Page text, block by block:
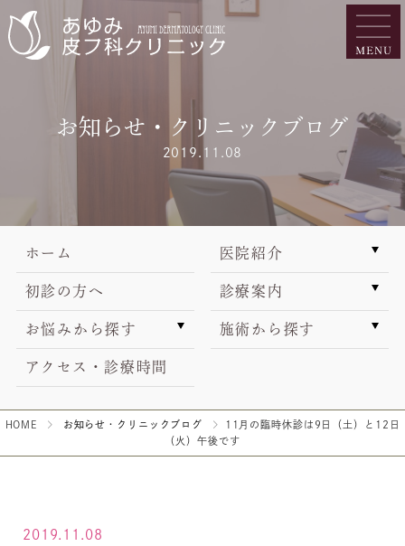
お知らせ・クリニックブログ
2019.11.08
ホーム 医院紹介
初診の方へ 診療案内
お悩みから探す 施術から探す
アクセス・診療時間
HOME お知らせ・クリニックブログ
11月の臨時休診は9日（土）と12日
（火）午後です
2019.11.08